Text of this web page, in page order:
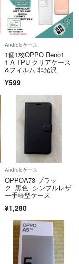
Androidケース
1個1枚OPPO Reno1
1 A TPU クリアケース
&フィルム 非光沢
¥599
Androidケース
OPPOA73 ブラッ
ク 黒色 シンプルレザ
ー手帳型ケース
¥1,280